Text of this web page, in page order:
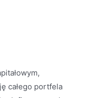
całego portfela